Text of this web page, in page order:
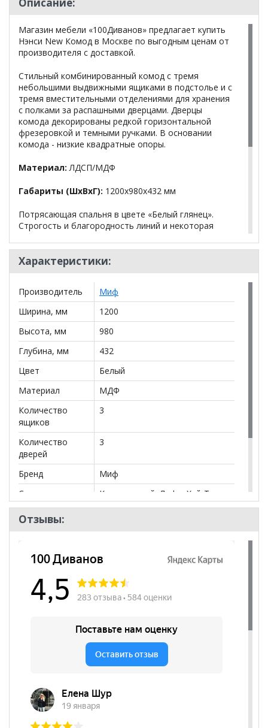
Магазин мебели «100Диванов» предлагает купить
Нэнси New Комод в Москве по выгодным ценам от
производителя с доставкой.
Стильный комбинированный комод с тремя
небольшими выдвижными ящиками в подстолье и с
тремя вместительными отделениями для хранения
с полками за распашными дверцами. Дверцы
комода декорированы редкой горизонтальной
фрезеровкой и темными ручками. В основании
комода - низкие квадратные опоры.
Материал:ЛДСП/МДФ
Габариты (ШхВхГ): 1200х980х432 мм
Потрясающая спальня в цвете «Белый глянец».
Строгость и благородность линий и некоторая
роскошно смотреться в любом помещении.
*Дополнительную информацию о том, как купить
Нэнси New Комод
уточняйте у нашего менеджера по
телефону+79292022735.
**Цены на официальном сайте
действительны только для интернет-магазинаи
могут отличаться от цен в розничных магазинах-
салонах сети!
Характеристики:
Производитель
Миф
Ширина, мм
1200
Высота, мм
980
Глубина, мм
432
Цвет
Белый
Материал
МДФ
Количество
ящиков
3
Количество
дверей
3
Бренд
Миф
Стиль
Классический, Лофт, Хай-Тек,
Современный
Комната
Отзывы: